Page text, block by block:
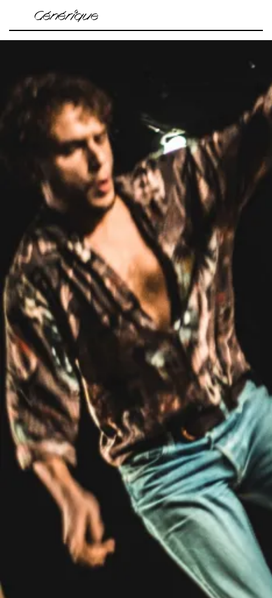
Générique
Deguillame, Antoine Formica, Sandra Provasi, June van der
Esch
Écriture et mise en scène Paul Balagué
Assistanat à la mise en scène Damien Babikian, Zoé
Costumes Zoé Lenglare, Marie Vernhes assistées de
Esther Genoux
Scénographie Matthieu Le Breton
Lumière Lila Meynard
Musique Christophe Belletante
Photographie Loïc Bernard-Chabrier
Production et administration Agathe Perrault
Prodution Cie en Eaux Troubles.
Avec le soutien d’Arcadi (Plateaux Solidaires), Grand
Parquet, Théâtre de la Tempête, Générale Nord-Est et
Centquatre-Paris, Théâtre l'Echangeur-Bagnolet.
Avec l’aimable support et aide du Théâtre du Soleil.
Paul Balagué est membre de la maison d’artistes LA
KABANE.